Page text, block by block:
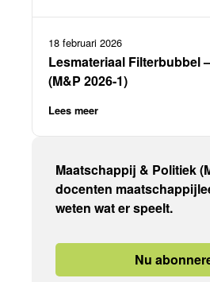
18 februari 2026
Lesmateriaal Filterbubbel
(M&P 2026-1)
Lees meer
Maatschappij & Politiek
docenten
weten wat er speelt.
Nu